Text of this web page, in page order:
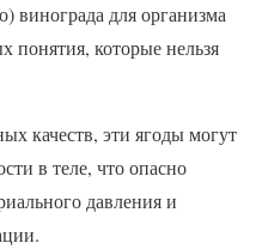
винограда для организма
понятия, которые нельзя
качеств, эти ягоды могут
в теле, что опасно
давления и